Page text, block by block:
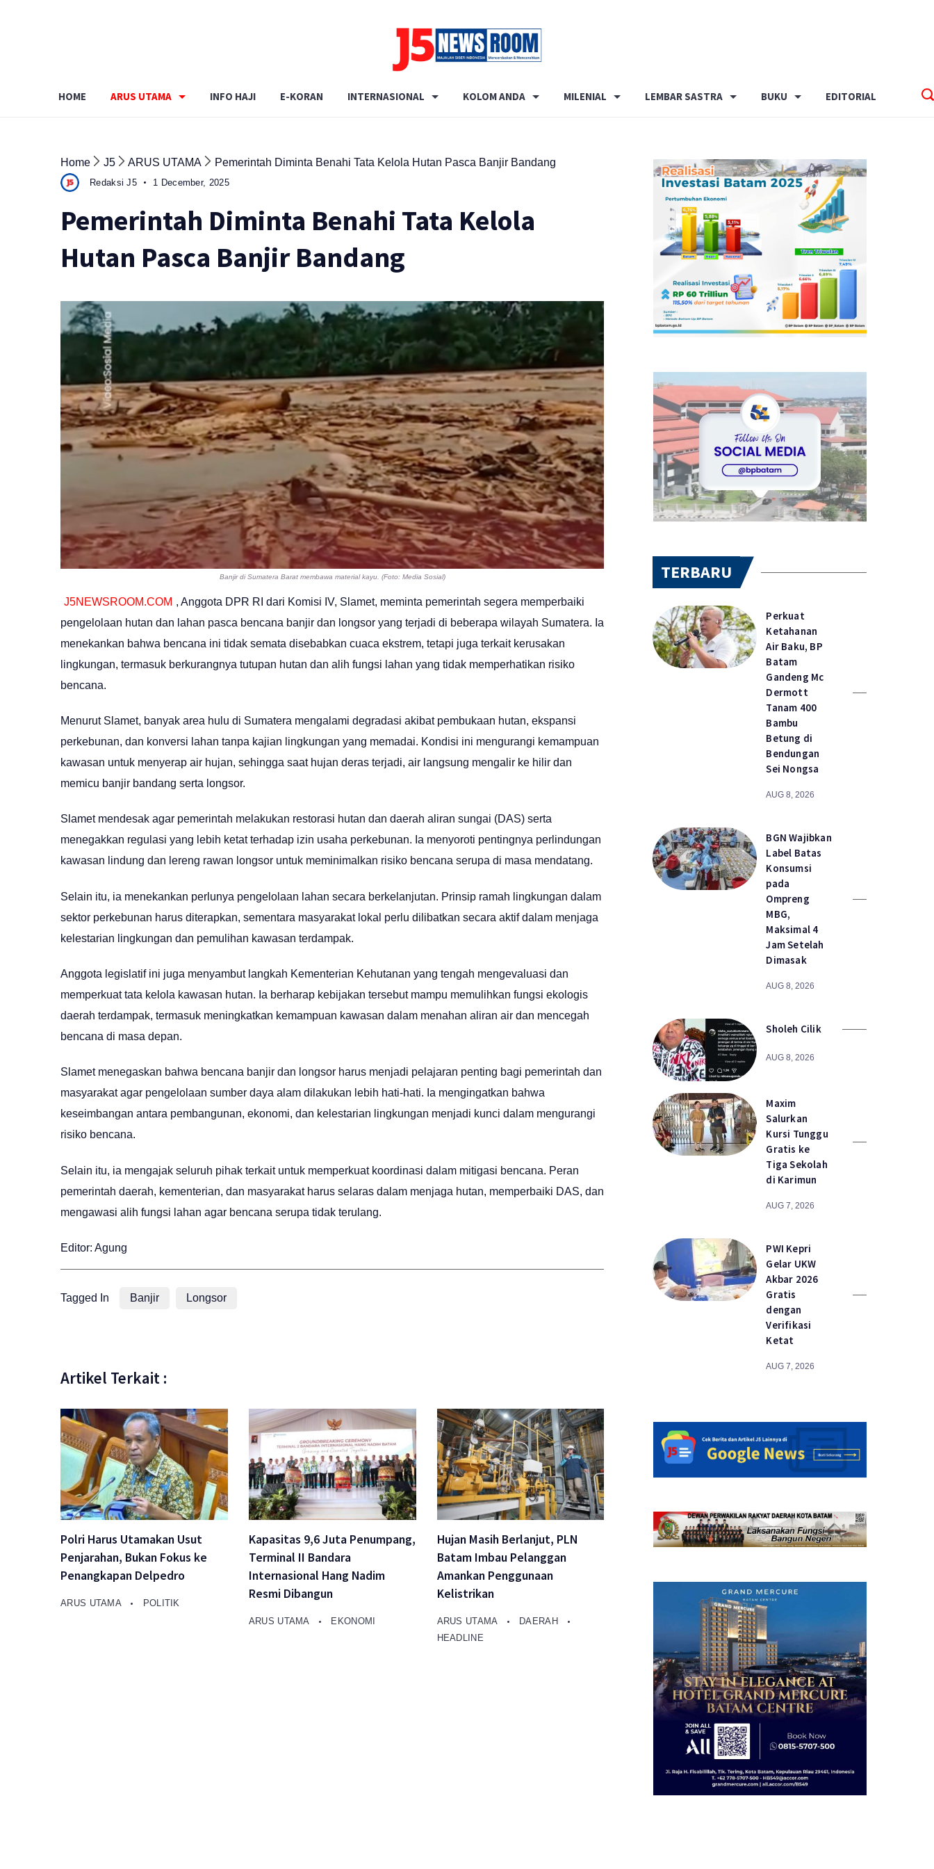
Dewan
HOME ARUS UTAMA INFO HAJI E-KORAN INTERNASIONAL KOLOM ANDA MILENIAL LEMBAR SASTRA BUKU EDITORIAL
Home J5 ARUS UTAMA Pemerintah Diminta Benahi Tata Kelola Hutan Pasca Banjir Bandang
Redaksi J5 1 December, 2025
Pemerintah Diminta Benahi Tata Kelola
Hutan Pasca Banjir Bandang
Banjir di Sumatera Barat membawa material kayu. (Foto: Media Sosial)
J5NEWSROOM.COM , Anggota DPR RI dari Komisi IV, Slamet, meminta pemerintah segera memperbaiki
pengelolaan hutan dan lahan pasca bencana banjir dan longsor yang terjadi di beberapa wilayah Sumatera. Ia
menekankan bahwa bencana ini tidak semata disebabkan cuaca ekstrem, tetapi juga terkait kerusakan
lingkungan, termasuk berkurangnya tutupan hutan dan alih fungsi lahan yang tidak memperhatikan risiko
bencana.
Menurut Slamet, banyak area hulu di Sumatera mengalami degradasi akibat pembukaan hutan, ekspansi
perkebunan, dan konversi lahan tanpa kajian lingkungan yang memadai. Kondisi ini mengurangi kemampuan
kawasan untuk menyerap air hujan, sehingga saat hujan deras terjadi, air langsung mengalir ke hilir dan
memicu banjir bandang serta longsor.
Slamet mendesak agar pemerintah melakukan restorasi hutan dan daerah aliran sungai (DAS) serta
menegakkan regulasi yang lebih ketat terhadap izin usaha perkebunan. Ia menyoroti pentingnya perlindungan
kawasan lindung dan lereng rawan longsor untuk meminimalkan risiko bencana serupa di masa mendatang.
Selain itu, ia menekankan perlunya pengelolaan lahan secara berkelanjutan. Prinsip ramah lingkungan dalam
sektor perkebunan harus diterapkan, sementara masyarakat lokal perlu dilibatkan secara aktif dalam menjaga
kelestarian lingkungan dan pemulihan kawasan terdampak.
Anggota legislatif ini juga menyambut langkah Kementerian Kehutanan yang tengah mengevaluasi dan
memperkuat tata kelola kawasan hutan. Ia berharap kebijakan tersebut mampu memulihkan fungsi ekologis
daerah terdampak, termasuk meningkatkan kemampuan kawasan dalam menahan aliran air dan mencegah
bencana di masa depan.
Slamet menegaskan bahwa bencana banjir dan longsor harus menjadi pelajaran penting bagi pemerintah dan
masyarakat agar pengelolaan sumber daya alam dilakukan lebih hati-hati. Ia mengingatkan bahwa
keseimbangan antara pembangunan, ekonomi, dan kelestarian lingkungan menjadi kunci dalam mengurangi
risiko bencana.
Selain itu, ia mengajak seluruh pihak terkait untuk memperkuat koordinasi dalam mitigasi bencana. Peran
pemerintah daerah, kementerian, dan masyarakat harus selaras dalam menjaga hutan, memperbaiki DAS, dan
mengawasi alih fungsi lahan agar bencana serupa tidak terulang.
Editor: Agung
Tagged In Banjir Longsor
Artikel Terkait :
Polri Harus Utamakan Usut
Penjarahan, Bukan Fokus ke
Penangkapan Delpedro
ARUS UTAMA POLITIK
Kapasitas 9,6 Juta Penumpang,
Terminal II Bandara
Internasional Hang Nadim
Resmi Dibangun
ARUS UTAMA EKONOMI
Hujan Masih Berlanjut, PLN
Batam Imbau Pelanggan
Amankan Penggunaan
Kelistrikan
ARUS UTAMA
DAERAH
HEADLINE
TERBARU
Perkuat
Ketahanan
Air Baku, BP
Batam
Gandeng Mc
Dermott
Tanam 400
Bambu
Betung di
Bendungan
Sei Nongsa
AUG 8, 2026
BGN Wajibkan
Label Batas
Konsumsi
pada
Ompreng
MBG,
Maksimal 4
Jam Setelah
Dimasak
AUG 8, 2026
Sholeh Cilik
AUG 8, 2026
Maxim
Salurkan
Kursi Tunggu
Gratis ke
Tiga Sekolah
di Karimun
AUG 7, 2026
PWI Kepri
Gelar UKW
Akbar 2026
Gratis
dengan
Verifikasi
Ketat
AUG 7, 2026